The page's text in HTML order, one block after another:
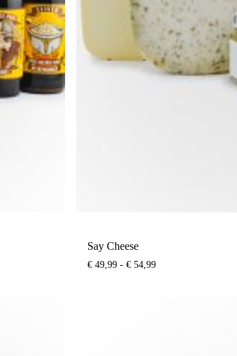
Say Cheese
€ 49,99 - € 54,99Prijsklasse: